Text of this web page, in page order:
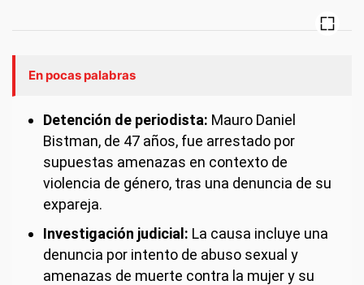
En pocas palabras
Detención de periodista: Mauro Daniel
Bistman, de 47 años, fue arrestado por
supuestas amenazas en contexto de
violencia de género, tras una denuncia de su
expareja.
Investigación judicial: La causa incluye una
denuncia por intento de abuso sexual y
amenazas de muerte contra la mujer y su